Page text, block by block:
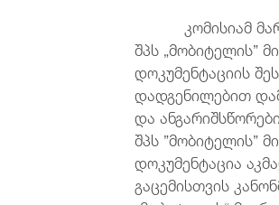
კომისიამ
შპს „მობიტელის”
დოკუმენტაციის
დადგენილებით
და
შპს ”მობიტელის”
დოკუმენტაცია
გაცემისთვის